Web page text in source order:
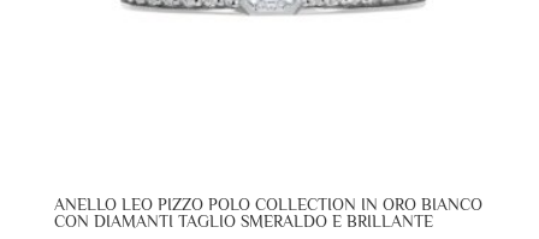
ANELLO LEO PIZZO POLO COLLECTION IN ORO BIANCO
CON DIAMANTI TAGLIO SMERALDO E BRILLANTE